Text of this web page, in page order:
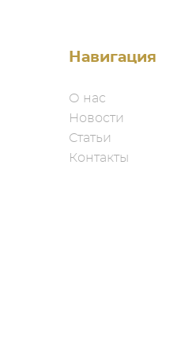
Навигация
О нас
Новости
Статьи
Контакты